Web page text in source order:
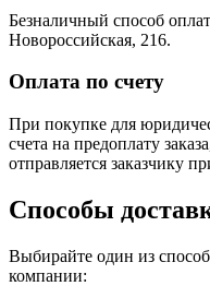
Безналичный способ
Новороссийская, 216.
Оплата по счету
При покупке для
счета на предоплату
отправляется заказчику
Способы
Выбирайте один из
компании: